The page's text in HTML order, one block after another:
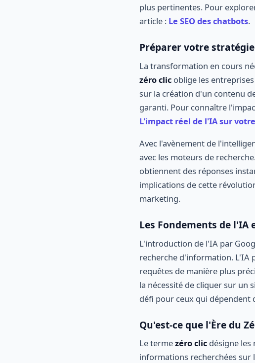
plus pertinentes. Pour
article : Le SEO des chatbots.
Préparer votre
La transformation en cours
zéro clic oblige les
sur la création d'un contenu
garanti. Pour connaître
L'impact réel de l'IA sur
Avec l'avènement de
avec les moteurs de
obtiennent des réponses
implications de cette
marketing.
Les Fondements de l'IA
L'introduction de l'IA par
recherche d'information. L'IA
requêtes de manière plus
la nécessité de cliquer sur
défi pour ceux qui
Qu'est-ce que l'Ère du
Le termezéro clic désigne
informations recherchées sur